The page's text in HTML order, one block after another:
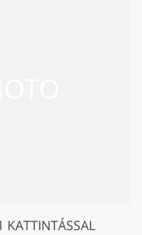
KATTINTÁSSAL